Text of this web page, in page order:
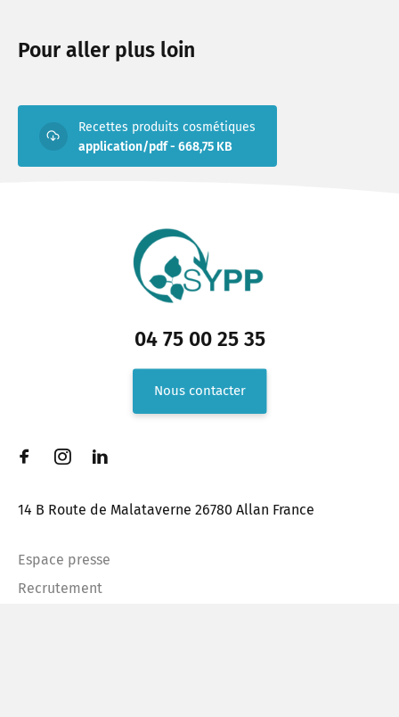
Pour aller plus loin
Recettes produits cosmétiques
application/pdf - 668,75 KB
04 75 00 25 35
Nous contacter
14 B Route de Malataverne 26780 Allan France
Espace presse
Recrutement